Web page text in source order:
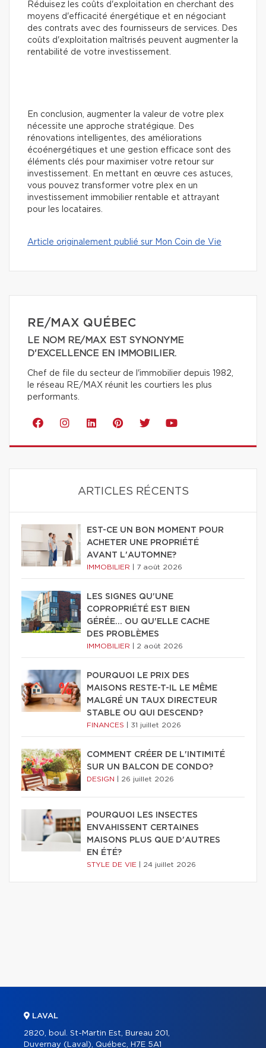
Réduisez les coûts d'exploitation en cherchant des
moyens d'efficacité énergétique et en négociant
des contrats avec des fournisseurs de services. Des
coûts d'exploitation maîtrisés peuvent augmenter la
rentabilité de votre investissement.
En conclusion, augmenter la valeur de votre plex
nécessite une approche stratégique. Des
rénovations intelligentes, des améliorations
écoénergétiques et une gestion efficace sont des
éléments clés pour maximiser votre retour sur
investissement. En mettant en œuvre ces astuces,
vous pouvez transformer votre plex en un
investissement immobilier rentable et attrayant
pour les locataires.
Article originalement publié sur Mon Coin de Vie
RE/MAX QUÉBEC
LE NOM RE/MAX EST SYNONYME
D'EXCELLENCE EN IMMOBILIER.
Chef de file du secteur de l'immobilier depuis 1982,
le réseau RE/MAX réunit les courtiers les plus
performants.
ARTICLES RÉCENTS
EST-CE UN BON MOMENT POUR
ACHETER UNE PROPRIÉTÉ
AVANT L'AUTOMNE?
IMMOBILIER 7 août 2026
LES SIGNES QU'UNE
COPROPRIÉTÉ EST BIEN
GÉRÉE… OU QU'ELLE CACHE
DES PROBLÈMES
IMMOBILIER 2 août 2026
POURQUOI LE PRIX DES
MAISONS RESTE-T-IL LE MÊME
MALGRÉ UN TAUX DIRECTEUR
STABLE OU QUI DESCEND?
FINANCES 31 juillet 2026
COMMENT CRÉER DE L'INTIMITÉ
SUR UN BALCON DE CONDO?
DESIGN 26 juillet 2026
POURQUOI LES INSECTES
ENVAHISSENT CERTAINES
MAISONS PLUS QUE D'AUTRES
EN ÉTÉ?
STYLE DE VIE 24 juillet 2026
LAVAL
2820, boul. St-Martin Est, Bureau 201,
Duvernay (Laval), Québec, H7E 5A1